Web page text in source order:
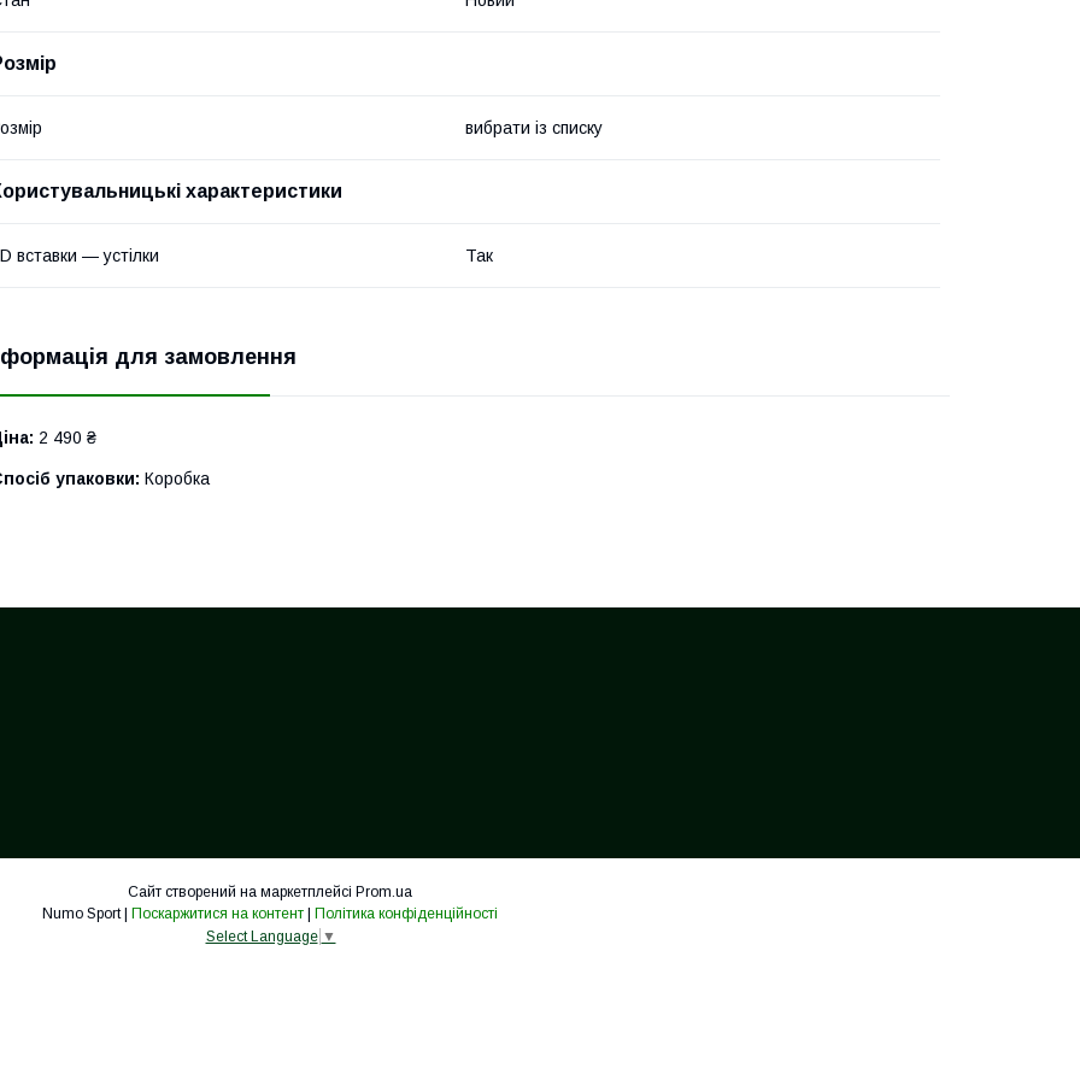
вибрати із списку
характеристики
вставки — устілки Так
для замовлення
2 490 ₴
упаковки: Коробка
Сайт створений на маркетплейсі Prom.ua
Numo Sport | Поскаржитися на контент | Політика конфіденційності
Select Language ▼